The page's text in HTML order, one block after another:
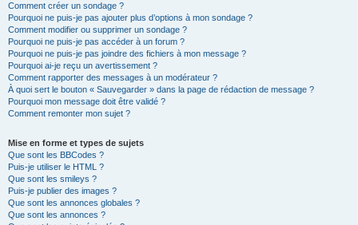
Comment créer un sondage ?
Pourquoi ne puis-je pas ajouter plus d’options à mon sondage ?
Comment modifier ou supprimer un sondage ?
Pourquoi ne puis-je pas accéder à un forum ?
Pourquoi ne puis-je pas joindre des fichiers à mon message ?
Pourquoi ai-je reçu un avertissement ?
Comment rapporter des messages à un modérateur ?
À quoi sert le bouton « Sauvegarder » dans la page de rédaction de message ?
Pourquoi mon message doit être validé ?
Comment remonter mon sujet ?
Mise en forme et types de sujets
Que sont les BBCodes ?
Puis-je utiliser le HTML ?
Que sont les smileys ?
Puis-je publier des images ?
Que sont les annonces globales ?
Que sont les annonces ?